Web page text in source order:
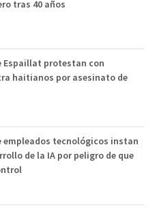
tras 40 años
Espaillat protestan con
haitianos por asesinato de
empleados tecnológicos instan
de la IA por peligro de que